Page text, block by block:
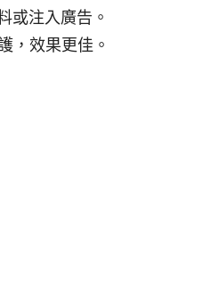
或注入廣告。
，效果更佳。